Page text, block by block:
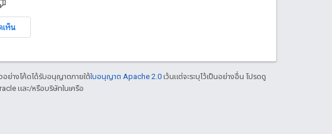
เห็น
อย่างโค้ดได้รับอนุญาตภายใต้ใบอนุญาต Apache 2.0 เว้นแต่จะระบุไว้เป็นอย่างอื่น โปรดดู
และ/หรือบริษัทในเครือ